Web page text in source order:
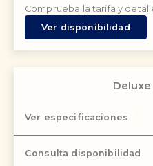
Comprueba la tarifa y
Ver disponibilidad
Ver especificaciones
Consulta disponibilidad